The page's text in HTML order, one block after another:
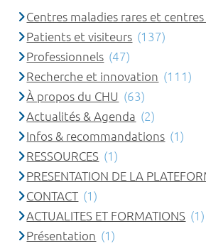
Centres maladies rares et
Patients et visiteurs (137)
Professionnels (47)
Recherche et innovation (111)
À propos du CHU (63)
Actualités & Agenda (2)
Infos & recommandations (1)
RESSOURCES (1)
PRESENTATION DE LA
CONTACT (1)
ACTUALITES ET FORMATIONS (1)
Présentation (1)